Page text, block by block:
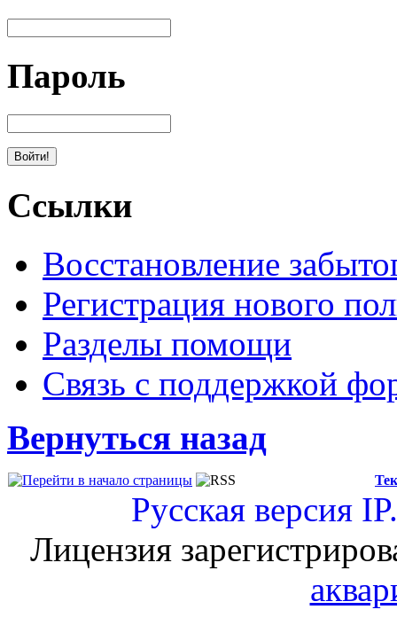
Пароль
Ссылки
Восстановление
Регистрация нового
Разделы помощи
Связь с поддержкой
Вернуться назад
Русская версия
Лицензия